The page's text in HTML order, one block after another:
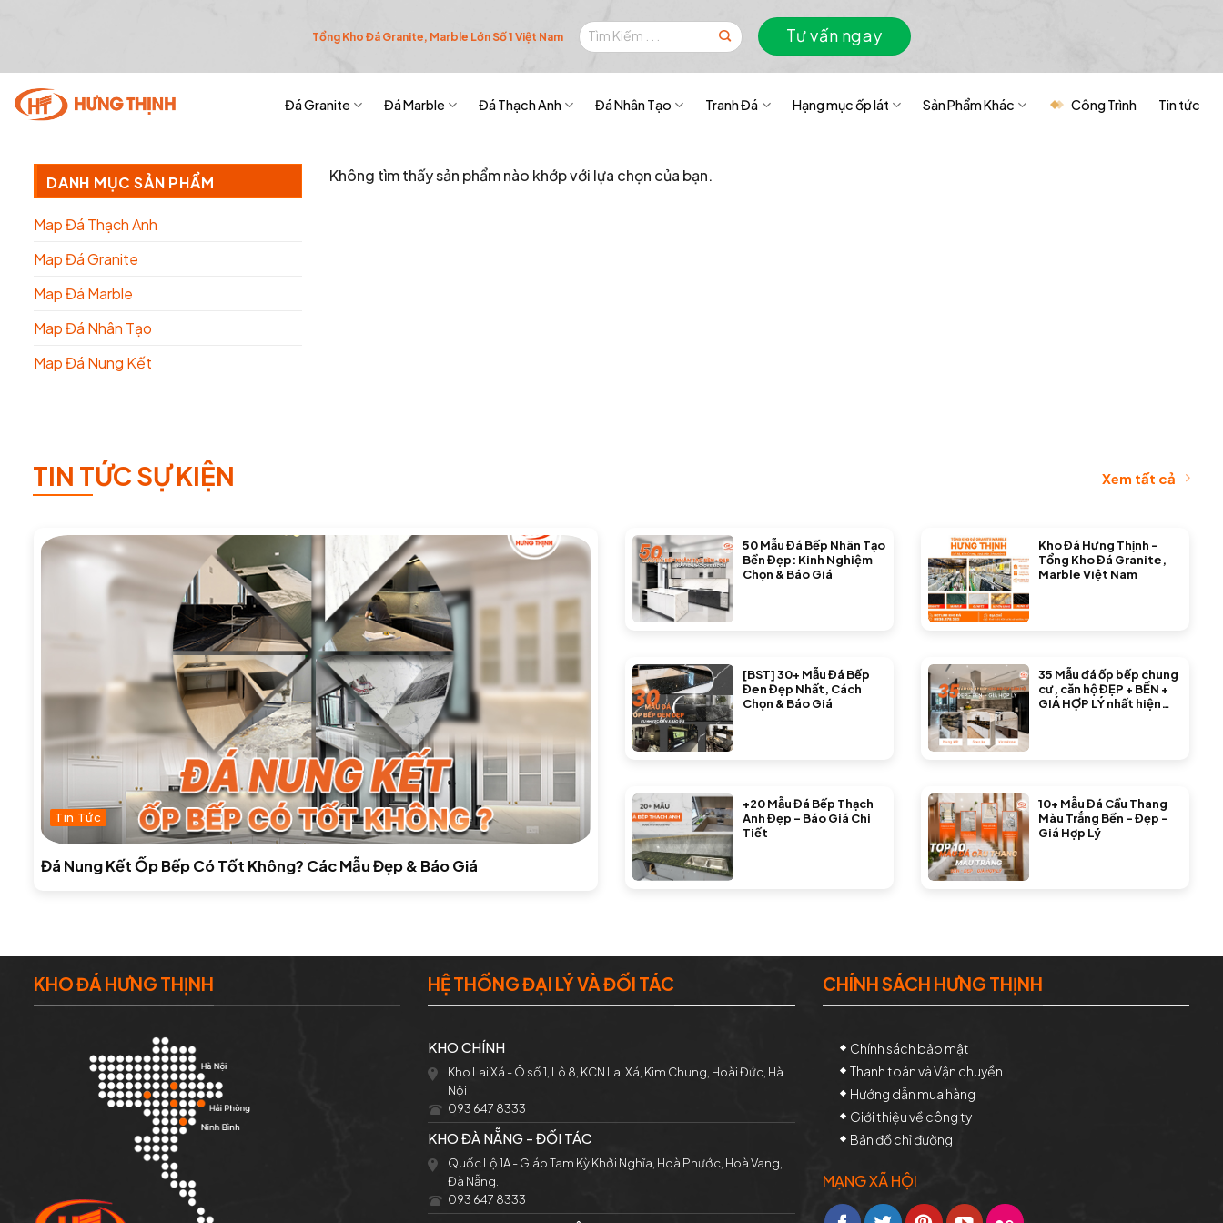
Tổng Kho Đá Granite, Marble Lớn Số 1 Việt Nam
Tìm
kiếm:
Tư vấn ngay
Đá Granite Đá Marble Đá Thạch Anh Đá Nhân Tạo Tranh Đá Hạng mục ốp lát Sản Phẩm Khác Công Trình Tin tức
Map Đá Nhân Tạo Thường
Trang chủ / Map Đá Nhân Tạo Map Đá Nhân Tạo Thường
DANH MỤC SẢN PHẨM
Map Đá Thạch Anh
Map Đá Granite
Map Đá Marble
Map Đá Nhân Tạo
Map Đá Nung Kết
Không tìm thấy sản phẩm nào khớp với lựa chọn của bạn.
TIN TỨC SỰ KIỆN Xem tất cả
Tin Tức
Đá Nung Kết Ốp Bếp Có Tốt Không? Các Mẫu Đẹp & Báo Giá
50 Mẫu Đá Bếp Nhân Tạo
Bền Đẹp: Kinh Nghiệm
Chọn & Báo Giá
Kho Đá Hưng Thịnh –
Tổng Kho Đá Granite,
Marble Việt Nam
[BST] 30+ Mẫu Đá Bếp
Đen Đẹp Nhất, Cách
Chọn & Báo Giá
35 Mẫu đá ốp bếp chung
cư, căn hộ ĐẸP + BỀN +
GIÁ HỢP LÝ nhất hiện
+20 Mẫu Đá Bếp Thạch
Anh Đẹp – Báo Giá Chi
Tiết
10+ Mẫu Đá Cầu Thang
Màu Trắng Bền – Đẹp –
Giá Hợp Lý
KHO ĐÁ HƯNG THỊNH HỆ THỐNG ĐẠI LÝ VÀ ĐỐI TÁC
KHO CHÍNH
Kho Lai Xá - Ô số 1, Lô 8, KCN Lai Xá, Kim Chung, Hoài Đức, Hà
Nội
093 647 8333
KHO ĐÀ NẴNG - ĐỐI TÁC
Quốc Lộ 1A - Giáp Tam Kỳ Khởi Nghĩa, Hoà Phước, Hoà Vang,
Đà Nẵng.
093 647 8333
CHÍNH SÁCH HƯNG THỊNH
Chính sách bảo mật
Thanh toán và Vận chuyển
Hướng dẫn mua hàng
Giới thiệu về công ty
Bản đồ chỉ đường
MẠNG XÃ HỘI